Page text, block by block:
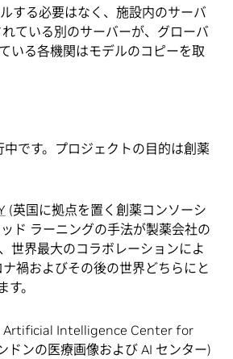
する必要はなく、施設内のサーバ
ている別のサーバーが、グローバ
いる各機関はモデルのコピーを取
です。プロジェクトの目的は創薬
(英国に拠点を置く創薬コンソーシ
ド ラーニングの手法が製薬会社の
世界最大のコラボレーションによ
禍およびその後の世界どちらにと
。
Artificial Intelligence Center for
ンの医療画像および AI センター)